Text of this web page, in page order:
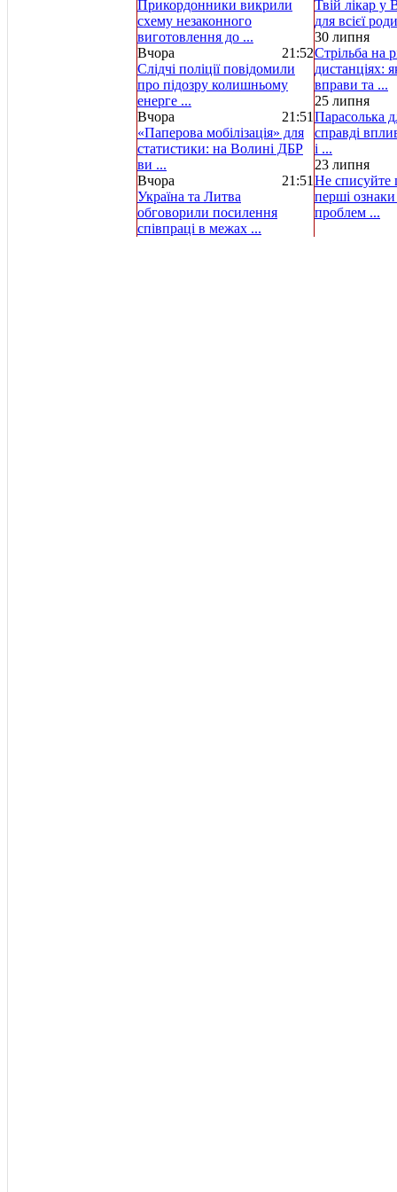
Прикордонники викрили
схему незаконного
виготовлення до ...
Вчора
21:52
Слідчі поліції повідомили
про підозру колишньому
енерге ...
Вчора
21:51
«Паперова мобілізація» для
статистики: на Волині ДБР
ви ...
Вчора
21:51
Україна та Литва
обговорили посилення
співпраці в межах ...
Твій лікар у
для всієї
30 липня
Стрільба на
дистанціях:
вправи та ...
25 липня
Парасолька
справді
і ...
23 липня
Не списуйте
перші
проблем ...